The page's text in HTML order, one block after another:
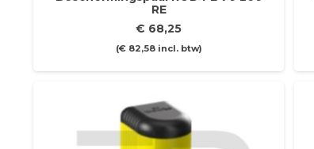
RE
€ 68,25
(€82,58incl. btw)